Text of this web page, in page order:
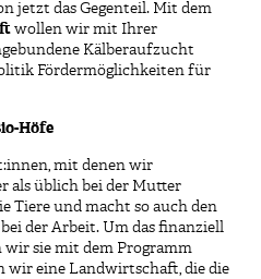
jetzt das Gegenteil. Mit dem
wollen wir mit Ihrer
Kälberaufzucht
Fördermöglichkeiten für
Höfe
mit denen wir
als üblich bei der Mutter
Tiere und macht so auch den
der Arbeit. Um das finanziell
sie mit dem Programm
wir eine Landwirtschaft, die die